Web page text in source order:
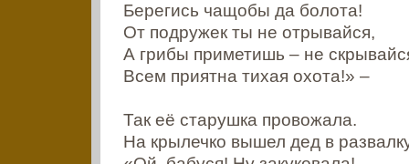
Берегись чащобы да болота!
От подружек ты не отрывайся,
А грибы приметишь – не
Всем приятна тихая охота!» –
Так её старушка провожала.
На крылечко вышел дед в